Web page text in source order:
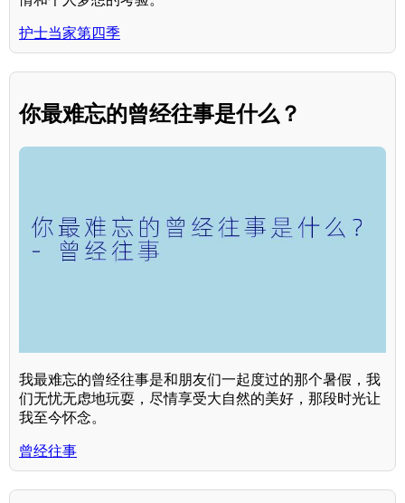
护士当家第四季
你最难忘的曾经往事是什么？
我最难忘的曾经往事是和朋友们一起度过的那个暑假，我
们无忧无虑地玩耍，尽情享受大自然的美好，那段时光让
我至今怀念。
曾经往事